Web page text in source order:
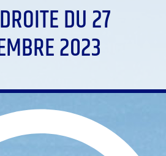
DU 27
2023